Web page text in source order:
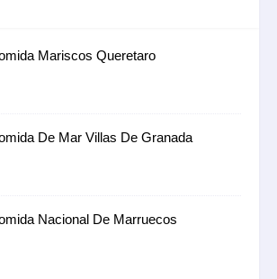
Mariscos Queretaro
De Mar Villas De Granada
Nacional De Marruecos